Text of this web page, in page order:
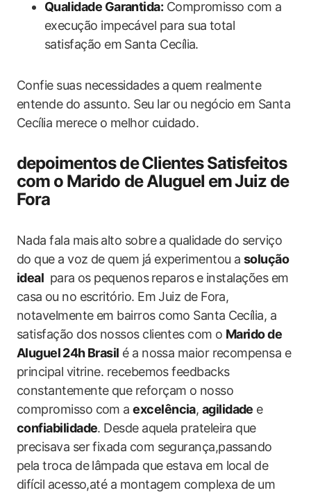
Qualidade Garantida: Compromisso com a
execução ​impecável para sua total
satisfação em Santa Cecília.
Confie suas necessidades a ⁤quem realmente
entende do assunto. Seu lar⁢ ou negócio em Santa
Cecília ‌merece o melhor ⁤cuidado.
depoimentos ​de ⁤Clientes Satisfeitos⁤
com o Marido de‍ Aluguel em ⁣Juiz de
Fora
Nada‍ fala mais⁢ alto sobre a⁢ qualidade do serviço
do que a voz de quem ​já experimentou a solução
ideal ⁣ para os pequenos ⁣reparos ⁢e instalações‍ em‌
casa⁤ ou no escritório. Em Juiz de Fora,
notavelmente em bairros ​como Santa⁣ Cecília, a
satisfação dos nossos clientes ‍com o Marido de
Aluguel ⁤24h Brasil é‌ a nossa maior‌ recompensa e
‌principal vitrine. recebemos feedbacks
constantemente que reforçam o nosso
compromisso‌ com aexcelência, agilidade ⁢e ​
confiabilidade. Desde aquela ‌prateleira que
precisava ser fixada‍ com ‍segurança,passando
pela troca de lâmpada que estava em local de
difícil acesso,até a montagem complexa de um